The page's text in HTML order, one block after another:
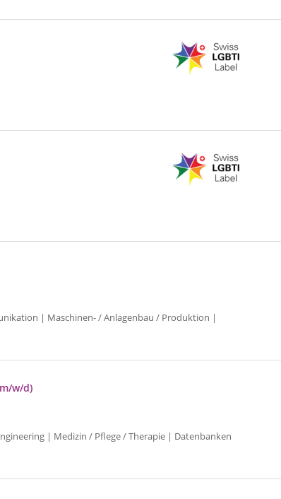
| Maschinen- / Anlagenbau / Produktion |
w/d)
| Medizin / Pflege / Therapie | Datenbanken